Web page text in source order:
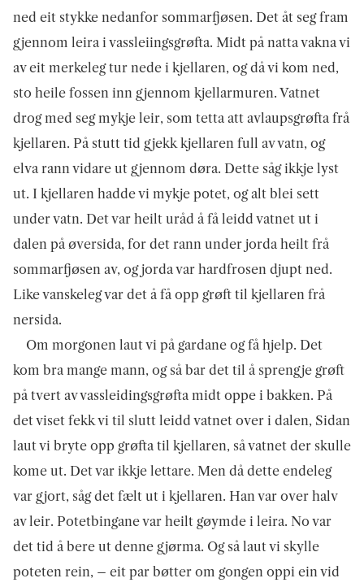
ned eit stykke nedanfor sommarfjøsen. Det åt seg fram
gjennom leira i vassleiings­grøfta. Midt på natta vakna vi
av eit merkeleg tur nede i kjellaren, og då vi kom ned,
sto heile fossen inn gjennom kjellarmuren. Vatnet
drog med seg mykje leir, som tetta att avlaupsgrøfta frå
kjellaren. På stutt tid gjekk kjellaren full av vatn, og
elva rann vidare ut gjennom døra. Dette såg ikkje lyst
ut. I kjellaren hadde vi mykje potet, og alt blei sett
under vatn. Det var heilt uråd å få leidd vatnet ut i
dalen på øversida, for det rann under jorda heilt frå
sommarfjøsen av, og jorda var hardfrosen djupt ned.
Like vanskeleg var det å få opp grøft til kjellaren frå
nersida.
Om morgonen laut vi på gardane og få hjelp. Det
kom bra mange mann, og så bar det til å sprengje grøft
på tvert av vass­leidings­grøfta midt oppe i bakken. På
det viset fekk vi til slutt leidd vatnet over i dalen, Sidan
laut vi bryte opp grøfta til kjellaren, så vatnet der skulle
kome ut. Det var ikkje lettare. Men då dette endeleg
var gjort, såg det fælt ut i kjellaren. Han var over halv
av leir. Potetbingane var heilt gøymde i leira. No var
det tid å bere ut denne gjørma. Og så laut vi skylle
poteten rein, – eit par bøtter om gongen oppi ein vid